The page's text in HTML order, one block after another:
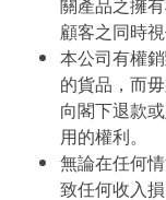
關產品之擁
顧客之同時
本公司有權
的貨品，而
向閣下退款
用的權利。
無論在任何
致任何收入